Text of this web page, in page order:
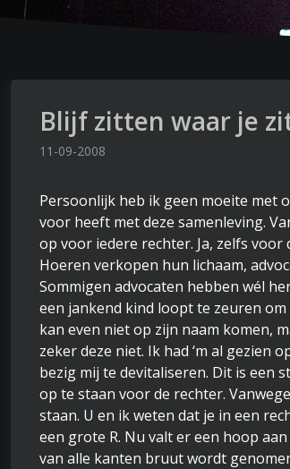
Blijf zitten waar je
11-09-2008
Persoonlijk heb ik geen moeite met
voor heeft met deze samenleving.
op voor iedere rechter. Ja, zelfs
Hoeren verkopen hun lichaam,
Sommigen advocaten hebben wél
een jankend kind loopt te zeuren om
kan even niet op zijn naam komen,
zeker deze niet. Ik had ‘m al gezien
bezig mij te devitaliseren. Dit is een
op te staan voor de rechter.
staan. U en ik weten dat je in een
een grote R. Nu valt er een hoop
van alle kanten bruut wordt